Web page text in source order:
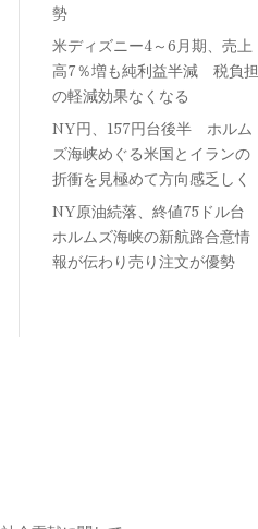
勢
米ディズニー4～6月期、売上
高7％増も純利益半減 税負担
の軽減効果なくなる
NY円、157円台後半 ホルム
ズ海峡めぐる米国とイランの
折衝を見極めて方向感乏しく
NY原油続落、終値75ドル台
ホルムズ海峡の新航路合意情
報が伝わり売り注文が優勢